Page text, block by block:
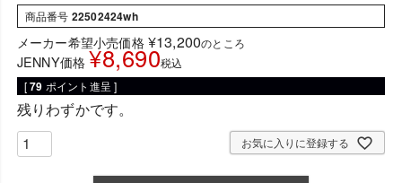
商品番号 22502424wh
メーカー希望小売価格 ¥13,200のところ
JENNY価格 ¥8,690税込
[79 ポイント進呈 ]
残りわずかです。
お気に入りに登録する